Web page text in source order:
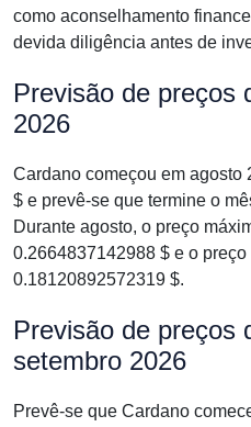
como aconselhamento
devida diligência antes de
Previsão de preços
2026
Cardano começou em agosto
$ e prevê-se que termine o
Durante agosto, o preço
0.2664837142988 $ e o
0.18120892572319 $.
Previsão de preços
setembro 2026
Prevê-se que Cardano